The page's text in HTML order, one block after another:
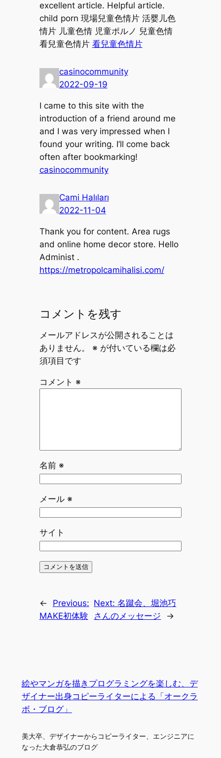
excellent article. Helpful article.
child porn 現場兒童色情片 活婴儿色
情片 儿童色情 児童ポルノ 兒童色情
看兒童色情片 看兒童色情片
casinocommunity
2022-09-19
I came to this site with the
introduction of a friend around me
and I was very impressed when I
found your writing. I’ll come back
often after bookmarking!
casinocommunity
Cami Halıları
2022-11-04
Thank you for content. Area rugs
and online home decor store. Hello
Administ .
https://metropolcamihalisi.com/
コメントを残す
メールアドレスが公開されることは
ありません。
※ が付いている欄は必
須項目です
コメント ※
名前 ※
メール ※
サイト
←
Previous:
MAKE初体験
Next:名蹴会、堀池巧
さんのメッセージ
→
絵やマンガを描きプログラミングを楽しむ、デ
ザイナー出身コピーライターによる「オークラ
ボ・ブログ」
美大卒、デザイナーからコピーライター、エンジニアに
なった大倉恭弘のブログ